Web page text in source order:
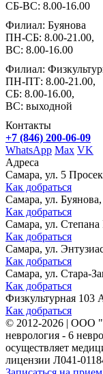
СБ-ВС: 8.00-16.00
Филиал: Буянова
ПН-СБ: 8.00-21.00,
ВС: 8.00-16.00
Филиал:
ПН-ПТ: 8.00-21.00,
СБ: 8.00-16.00,
ВС: выходной
Контакты
+7 (846) 200-06-09
WhatsApp Max VK
Адреса
Самара, ул. 5
Как добраться
Самара, ул. Буянова,
Как добраться
Самара, ул. Степана
Как добраться
Самара, ул.
Как добраться
Самара, ул. Стара-
Как добраться
Физкультурная 103
Как добраться
© 2012-2026 | ООО
неврология - 6
осуществляет
лицензии Л041-